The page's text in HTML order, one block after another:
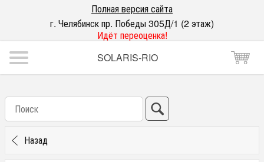
Полная версия сайта
г. Челябинск пр. Победы 305Д/1 (2 этаж)
Идёт переоценка!
SOLARIS-RIO
Назад